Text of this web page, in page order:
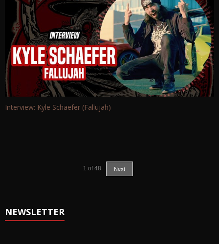
Interview: Kyle Schaefer (Fallujah)
1 of 48 Next
NEWSLETTER